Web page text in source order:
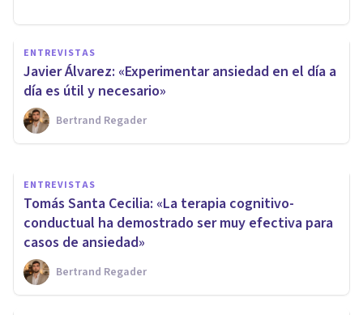
ENTREVISTAS
Javier Álvarez: «Experimentar ansiedad en el día a
día es útil y necesario»
Bertrand Regader
El problema de la ansiedad
mal gestionada: entrevista a
Santiago Cid
Psicología Y Mente
ENTREVISTAS
Tomás Santa Cecilia: «La terapia cognitivo-
conductual ha demostrado ser muy efectiva para
casos de ansiedad»
Bertrand Regader